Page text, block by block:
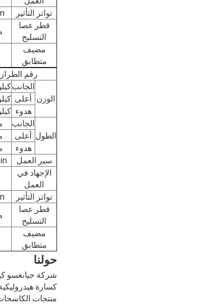
تواتر التأثير
قطر عصا
التسليح
مضيف
متطابق
رقم الطراز
الوزن
الجانب
أعلى
هدوء
الطول
الجانب
أعلى
هدوء
سير العمل
الإجهاد في
العمل
تواتر التأثير
قطر عصا
التسليح
مضيف
متطابق
حولنا
كسارة
منتجات الكاسحات